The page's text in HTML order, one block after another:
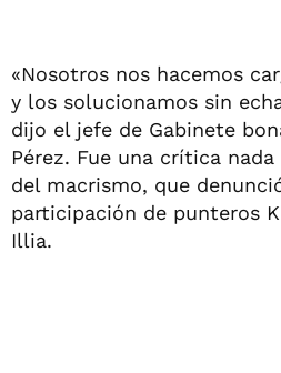
«Nosotros nos hacemos
y los solucionamos sin
dijo el jefe de Gabinete
Pérez. Fue una crítica
del macrismo, que
participación de punteros
Illia.